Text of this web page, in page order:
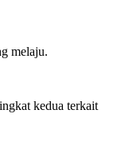
melaju.
kedua terkait